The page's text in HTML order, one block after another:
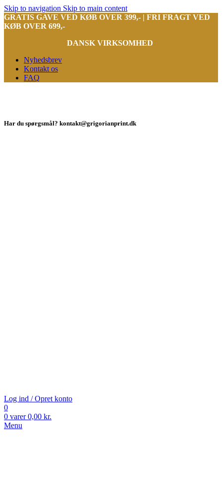
Skip to navigation Skip to main content
GRATIS GAVE VED KØB OVER 399,- | FRI FRAGT VED
KØB OVER 699,-
DANSK VIRKSOMHED
Nyhedsbrev
Kontakt os
FAQ
Har du spørgsmål? kontakt@grigorianprint.dk
Log ind / Opret konto
0
0 varer 0,00 kr.
Menu